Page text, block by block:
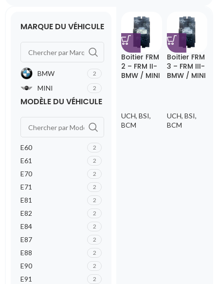
MARQUE DU VÉHICULE
BMW 2
MINI 2
MODÈLE DU VÉHICULE
E60 2
E61 2
E70 2
E71 2
E81 2
E82 2
E84 2
E87 2
E88 2
E90 2
E91 2
Boitier FRM
2 – FRM II-
BMW / MINI
UCH, BSI,
BCM
Boitier FRM
3 – FRM III-
BMW / MINI
UCH, BSI,
BCM